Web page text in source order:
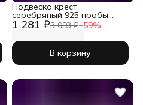
1 281 ₽3 093 ₽−59%
Подвеска крест
серебряный 925 пробы
православный
В корзину